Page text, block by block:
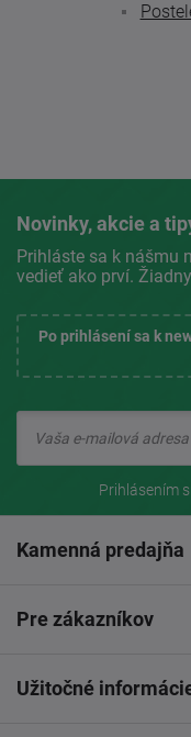
Novinky, akcie a
Prihláste sa k nášmu
vedieť ako prví.
Po prihlásení sa k
Prihlásením
Kamenná predajňa
Pre zákazníkov
Užitočné